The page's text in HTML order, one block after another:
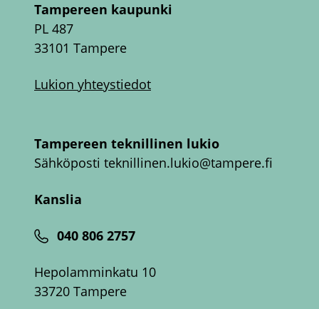
Tampereen kaupunki
PL 487
33101 Tampere
Lukion yhteystiedot
Tampereen teknillinen lukio
Sähköposti teknillinen.lukio@tampere.fi
Kanslia
040 806 2757
Hepolamminkatu 10
33720 Tampere